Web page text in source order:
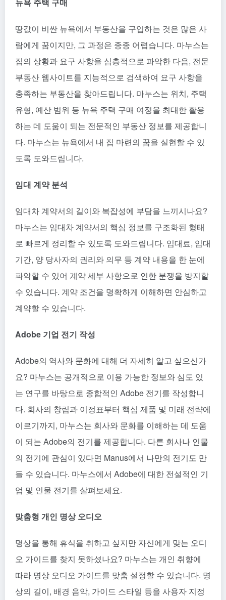
땅값이 비싼 뉴욕에서 부동산을 구입하는 것은 많은 사
람에게 꿈이지만, 그 과정은 종종 어렵습니다. 마누스는
집의 상황과 요구 사항을 심층적으로 파악한 다음, 전문
부동산 웹사이트를 지능적으로 검색하여 요구 사항을
충족하는 부동산을 찾아드립니다. 마누스는 위치, 주택
유형, 예산 범위 등 뉴욕 주택 구매 여정을 최대한 활용
하는 데 도움이 되는 전문적인 부동산 정보를 제공합니
다. 마누스는 뉴욕에서 내 집 마련의 꿈을 실현할 수 있
도록 도와드립니다.
임대 계약 분석
임대차 계약서의 길이와 복잡성에 부담을 느끼시나요?
마누스는 임대차 계약서의 핵심 정보를 구조화된 형태
로 빠르게 정리할 수 있도록 도와드립니다. 임대료, 임대
기간, 양 당사자의 권리와 의무 등 계약 내용을 한 눈에
파악할 수 있어 계약 세부 사항으로 인한 분쟁을 방지할
수 있습니다. 계약 조건을 명확하게 이해하면 안심하고
계약할 수 있습니다.
Adobe 기업 전기 작성
Adobe의 역사와 문화에 대해 더 자세히 알고 싶으신가
요? 마누스는 공개적으로 이용 가능한 정보와 심도 있
는 연구를 바탕으로 종합적인 Adobe 전기를 작성합니
다. 회사의 창립과 이정표부터 핵심 제품 및 미래 전략에
이르기까지, 마누스는 회사와 문화를 이해하는 데 도움
이 되는 Adobe의 전기를 제공합니다. 다른 회사나 인물
의 전기에 관심이 있다면 Manus에서 나만의 전기도 만
들 수 있습니다. 마누스에서 Adobe에 대한 전설적인 기
업 및 인물 전기를 살펴보세요.
맞춤형 개인 명상 오디오
명상을 통해 휴식을 취하고 싶지만 자신에게 맞는 오디
오 가이드를 찾지 못하셨나요? 마누스는 개인 취향에
따라 명상 오디오 가이드를 맞춤 설정할 수 있습니다. 명
상의 길이, 배경 음악, 가이드 스타일 등을 사용자 지정